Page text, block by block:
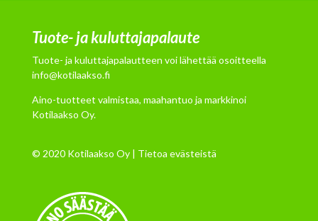
Tuote- ja kuluttajapalaute
Tuote- ja kuluttajapalautteen voi lähettää osoitteella
info@kotilaakso.fi
Aino-tuotteet valmistaa, maahantuo ja markkinoi
Kotilaakso Oy.
© 2020 Kotilaakso Oy | Tietoa evästeistä